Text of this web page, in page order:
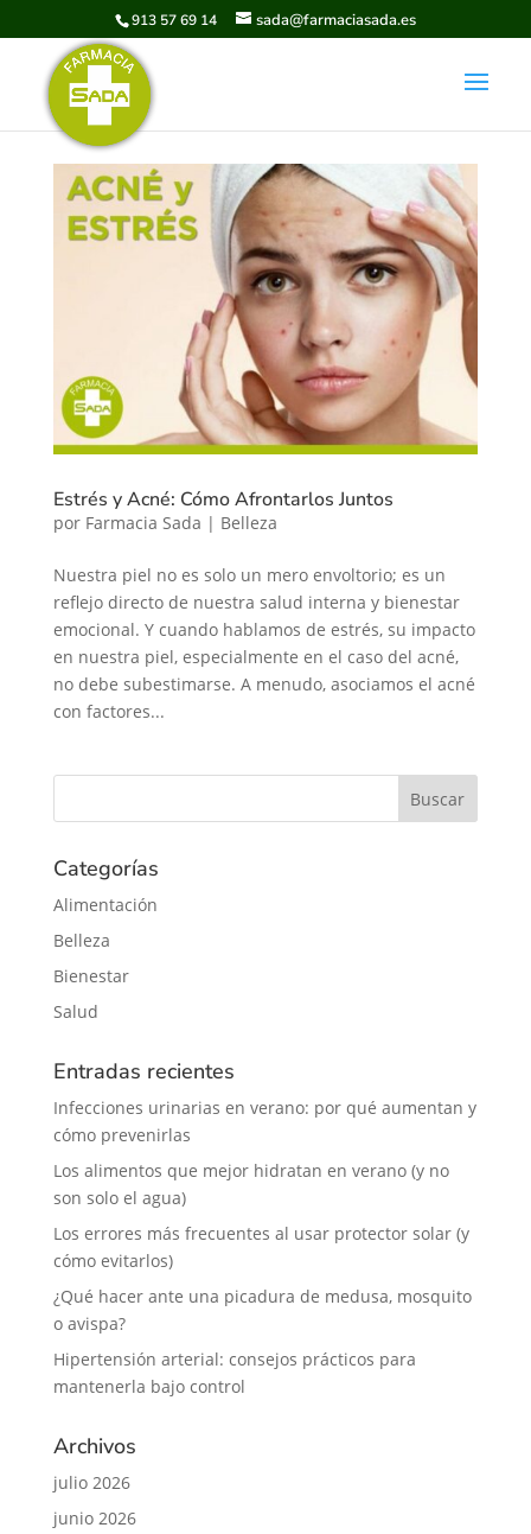
913 57 69 14 sada@farmaciasada.es
Estrés y Acné: Cómo Afrontarlos Juntos
por Farmacia Sada | Belleza
Nuestra piel no es solo un mero envoltorio; es un
reflejo directo de nuestra salud interna y bienestar
emocional. Y cuando hablamos de estrés, su impacto
en nuestra piel, especialmente en el caso del acné,
no debe subestimarse. A menudo, asociamos el acné
con factores...
Categorías
Alimentación
Belleza
Bienestar
Salud
Entradas recientes
Infecciones urinarias en verano: por qué aumentan y
cómo prevenirlas
Los alimentos que mejor hidratan en verano (y no
son solo el agua)
Los errores más frecuentes al usar protector solar (y
cómo evitarlos)
¿Qué hacer ante una picadura de medusa, mosquito
o avispa?
Hipertensión arterial: consejos prácticos para
mantenerla bajo control
Archivos
julio 2026
junio 2026